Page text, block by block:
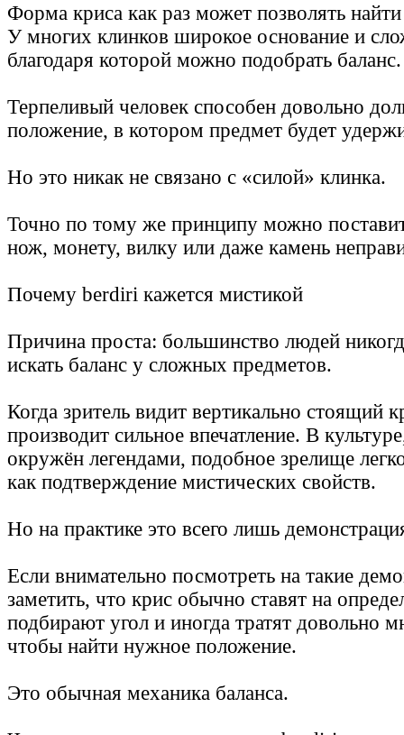
Форма криса как раз может позволять
У многих клинков широкое основание и
благодаря которой можно подобрать баланс.
Терпеливый человек способен довольно
положение, в котором предмет будет
Но это никак не связано с «силой» клинка.
Точно по тому же принципу можно
нож, монету, вилку или даже камень
Почему berdiri кажется мистикой
Причина проста: большинство людей
искать баланс у сложных предметов.
Когда зритель видит вертикально стоящий
производит сильное впечатление. В
окружён легендами, подобное зрелище
как подтверждение мистических свойств.
Но на практике это всего лишь
Если внимательно посмотреть на такие
заметить, что крис обычно ставят на
подбирают угол и иногда тратят довольно
чтобы найти нужное положение.
Это обычная механика баланса.